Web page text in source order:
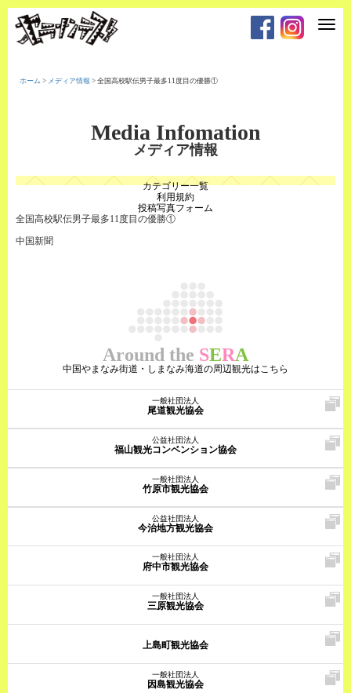
T
o
n
ホーム > メディア情報 > 全国高校駅伝男子最多11度目の優勝①
Media Infomation
メディア情報
カテゴリー一覧
利用規約
投稿写真フォーム
全国高校駅伝男子最多11度目の優勝①
中国新聞
Around the SERA
中国やまなみ街道・しまなみ海道の周辺観光はこちら
一般社団法人
尾道観光協会
公益社団法人
福山観光コンベンション協会
一般社団法人
竹原市観光協会
公益社団法人
今治地方観光協会
一般社団法人
府中市観光協会
一般社団法人
三原観光協会
上島町観光協会
一般社団法人
因島観光協会